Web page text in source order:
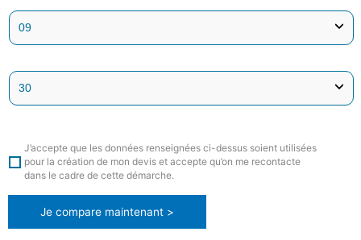
J’accepte que les données renseignées ci-dessus soient utilisées
pour la création de mon devis et accepte qu’on me recontacte
dans le cadre de cette démarche.
Je compare maintenant >